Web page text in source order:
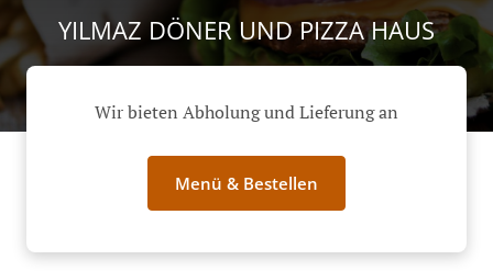
YILMAZ DÖNER UND PIZZA HAUS
Wir bieten Abholung und Lieferung an
Menü & Bestellen